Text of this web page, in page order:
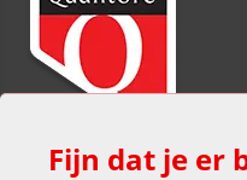
Fijn dat je er